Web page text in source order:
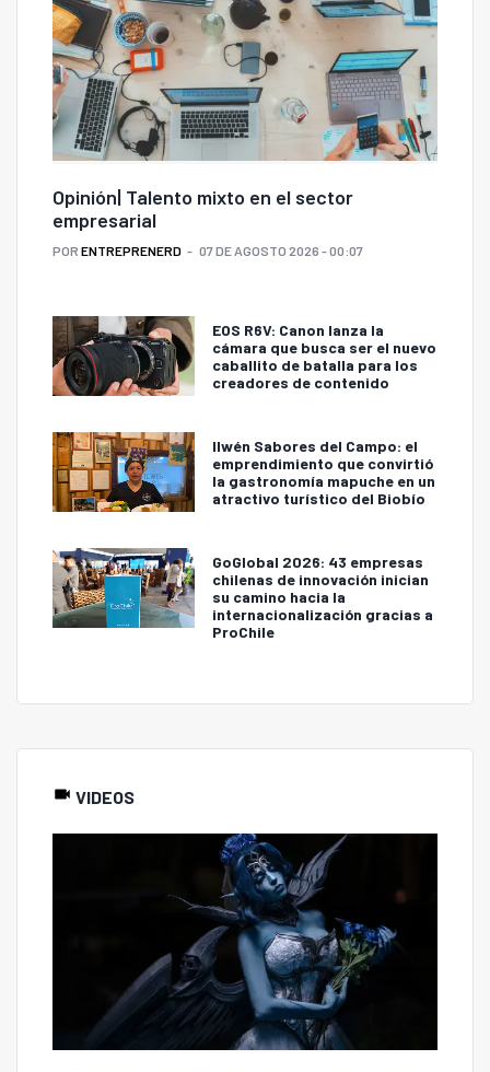
Opinión| Talento mixto en el sector
empresarial
POR ENTREPRENERD 07 DE AGOSTO 2026 - 00:07
EOS R6V: Canon lanza la
cámara que busca ser el nuevo
caballito de batalla para los
creadores de contenido
Ilwén Sabores del Campo: el
emprendimiento que convirtió
la gastronomía mapuche en un
atractivo turístico del Biobío
GoGlobal 2026: 43 empresas
chilenas de innovación inician
su camino hacia la
internacionalización gracias a
ProChile
VIDEOS